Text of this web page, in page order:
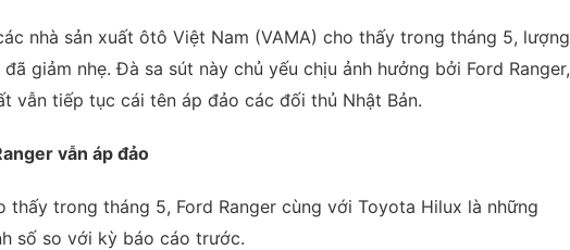
nhà sản xuất ôtô Việt Nam (VAMA) cho thấy trong tháng 5, lượng
giảm nhẹ. Đà sa sút này chủ yếu chịu ảnh hưởng bởi Ford Ranger,
vẫn tiếp tục cái tên áp đảo các đối thủ Nhật Bản.
vẫn áp đảo
thấy trong tháng 5, Ford Ranger cùng với Toyota Hilux là những
số so với kỳ báo cáo trước.